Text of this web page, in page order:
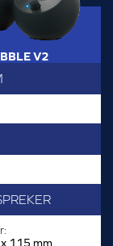
V2
115 mm